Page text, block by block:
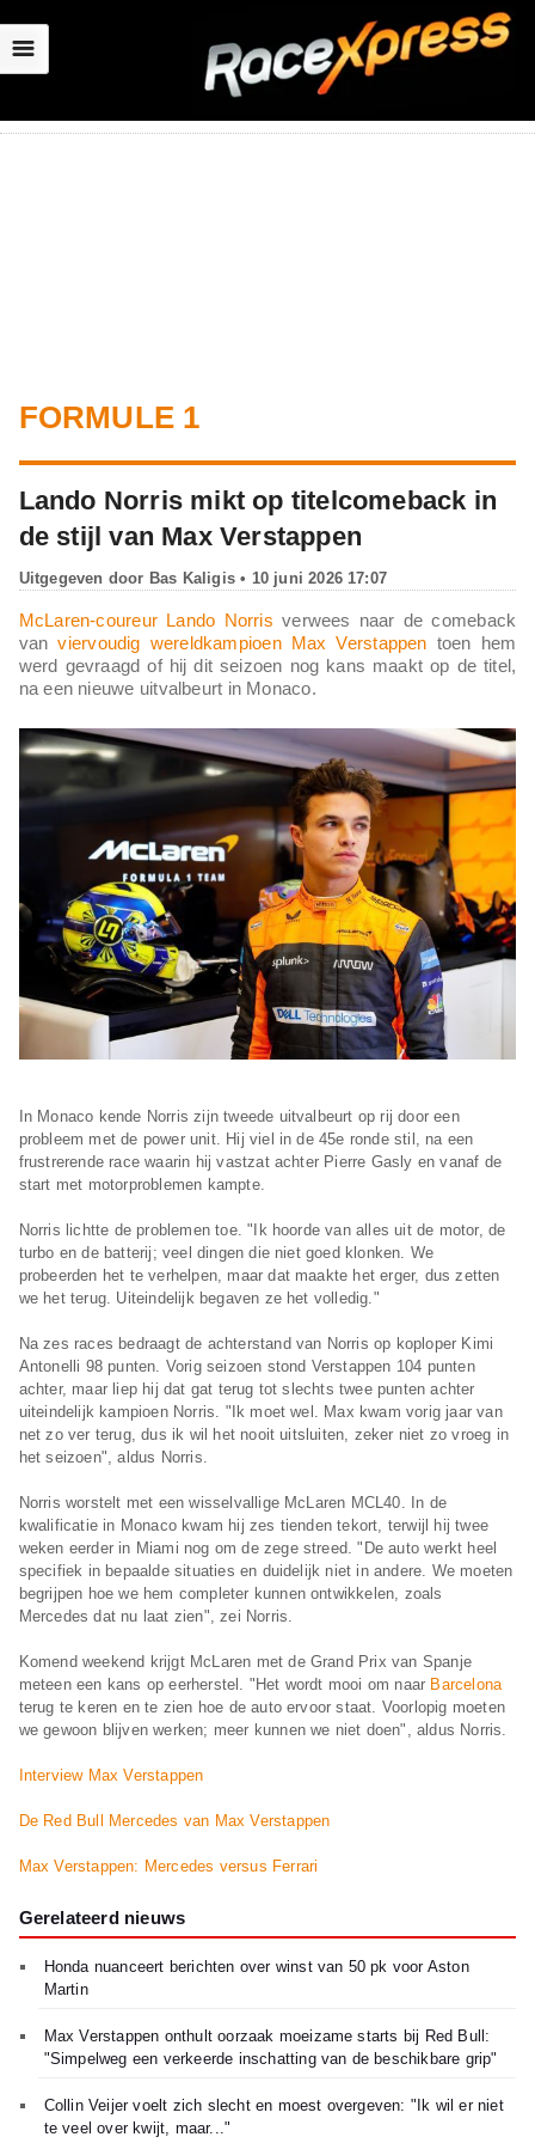
☰
FORMULE 1
Lando Norris mikt op titelcomeback in
de stijl van Max Verstappen
Uitgegeven door Bas Kaligis• 10 juni 2026 17:07
McLaren-coureur Lando Norris verwees naar de comeback
vanviervoudig wereldkampioen Max Verstappen toen hem
werd gevraagd of hij dit seizoen nog kans maakt op de titel,
na een nieuwe uitvalbeurt in Monaco.
In Monaco kende Norris zijn tweede uitvalbeurt op rij door een
probleem met de power unit. Hij viel in de 45e ronde stil, na een
frustrerende race waarin hij vastzat achter Pierre Gasly en vanaf de
start met motorproblemen kampte.
Norris lichtte de problemen toe. "Ik hoorde van alles uit de motor, de
turbo en de batterij; veel dingen die niet goed klonken. We
probeerden het te verhelpen, maar dat maakte het erger, dus zetten
we het terug. Uiteindelijk begaven ze het volledig."
Na zes races bedraagt de achterstand van Norris op koploper Kimi
Antonelli 98 punten. Vorig seizoen stond Verstappen 104 punten
achter, maar liep hij dat gat terug tot slechts twee punten achter
uiteindelijk kampioen Norris. "Ik moet wel. Max kwam vorig jaar van
net zo ver terug, dus ik wil het nooit uitsluiten, zeker niet zo vroeg in
het seizoen", aldus Norris.
Norris worstelt met een wisselvallige McLaren MCL40. In de
kwalificatie in Monaco kwam hij zes tienden tekort, terwijl hij twee
weken eerder in Miami nog om de zege streed. "De auto werkt heel
specifiek in bepaalde situaties en duidelijk niet in andere. We moeten
begrijpen hoe we hem completer kunnen ontwikkelen, zoals
Mercedes dat nu laat zien", zei Norris.
Komend weekend krijgt McLaren met de Grand Prix van Spanje
meteen een kans op eerherstel. "Het wordt mooi om naar Barcelona
terug te keren en te zien hoe de auto ervoor staat. Voorlopig moeten
we gewoon blijven werken; meer kunnen we niet doen", aldus Norris.
Interview Max Verstappen
De Red Bull Mercedes van Max Verstappen
Max Verstappen: Mercedes versus Ferrari
Gerelateerd nieuws
Honda nuanceert berichten over winst van 50 pk voor Aston
Martin
Max Verstappen onthult oorzaak moeizame starts bij Red Bull:
"Simpelweg een verkeerde inschatting van de beschikbare grip"
Collin Veijer voelt zich slecht en moest overgeven: "Ik wil er niet
te veel over kwijt, maar..."